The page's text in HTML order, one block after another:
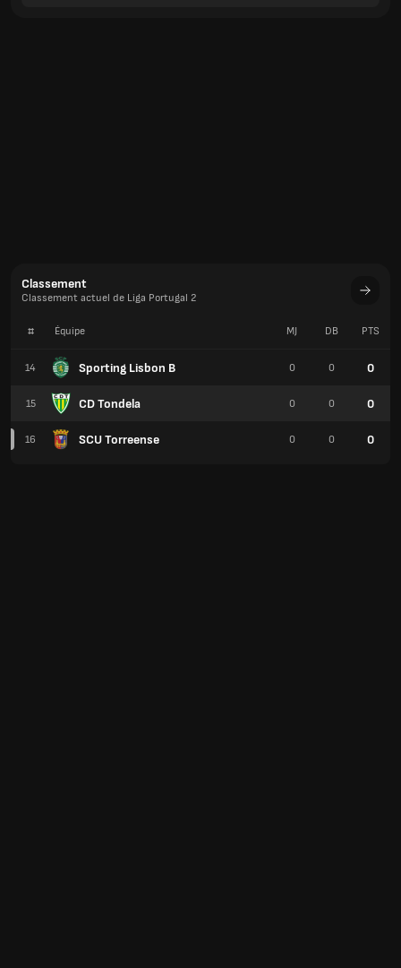
Classement
Classement actuel de Liga Portugal 2
# Équipe
14 Sporting Lisbon B
15 CD Tondela
16 SCU Torreense
MJ DB PTS
0 0 0
0 0 0
0 0 0